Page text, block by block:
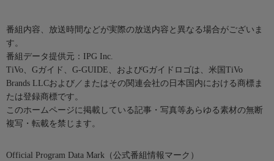
番組内容、放送時間などが実際の放送内容と異なる場合がございま
す。
番組データ提供元：IPG Inc.
TiVo、Gガイド、G-GUIDE、およびGガイドロゴは、米国TiVo
Brands LLCおよび／またはその関連会社の日本国内における商標ま
たは登録商標です。
このホームページに掲載している記事・写真等あらゆる素材の無断
複写・転載を禁じます。
Official Program Data Mark（公式番組情報マーク）